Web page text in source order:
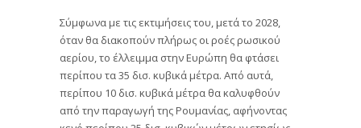
Σύμφωνα με τις εκτιμήσεις του, μετά το 2028,
όταν θα διακοπούν πλήρως οι ροές ρωσικού
αερίου, το έλλειμμα στην Ευρώπη θα φτάσει
περίπου τα 35 δισ. κυβικά μέτρα. Από αυτά,
περίπου 10 δισ. κυβικά μέτρα θα καλυφθούν
από την παραγωγή της Ρουμανίας, αφήνοντας